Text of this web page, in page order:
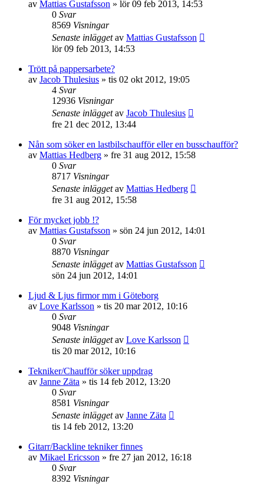
av Mattias Gustafsson » lör 09 feb 2013, 14:53
0 Svar
8569 Visningar
Senaste inläggetav Mattias Gustafsson
lör 09 feb 2013, 14:53
Trött på pappersarbete?
av Jacob Thulesius » tis 02 okt 2012, 19:05
4 Svar
12936 Visningar
Senaste inläggetav Jacob Thulesius
fre 21 dec 2012, 13:44
Nån som söker en lastbilschaufför eller en busschaufför?
av Mattias Hedberg » fre 31 aug 2012, 15:58
0 Svar
8717 Visningar
Senaste inläggetav Mattias Hedberg
fre 31 aug 2012, 15:58
För mycket jobb !?
av Mattias Gustafsson » sön 24 jun 2012, 14:01
0 Svar
8870 Visningar
Senaste inläggetav Mattias Gustafsson
sön 24 jun 2012, 14:01
Ljud & Ljus firmor mm i Göteborg
av Love Karlsson » tis 20 mar 2012, 10:16
0 Svar
9048 Visningar
Senaste inläggetav Love Karlsson
tis 20 mar 2012, 10:16
Tekniker/Chaufför söker uppdrag
av Janne Zäta » tis 14 feb 2012, 13:20
0 Svar
8581 Visningar
Senaste inläggetav Janne Zäta
tis 14 feb 2012, 13:20
Gitarr/Backline tekniker finnes
av Mikael Ericsson » fre 27 jan 2012, 16:18
0 Svar
8392 Visningar